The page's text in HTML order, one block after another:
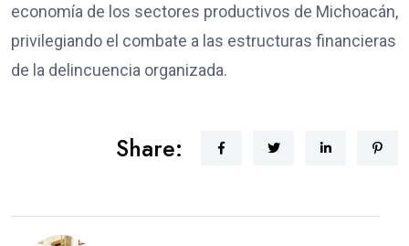
economía de los sectores productivos de Michoacán,
privilegiando el combate a las estructuras financieras
de la delincuencia organizada.
Share: